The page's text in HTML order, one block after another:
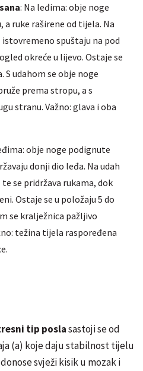
: Na leđima: obje noge
a ruke raširene od tijela. Na
istovremeno spuštaju na pod
okreće u lijevo. Ostaje se
S udahom se obje noge
prema stropu, a s
stranu. Važno: glava i oba
obje noge podignute
donji dio leđa. Na udah
se pridržava rukama, dok
Ostaje se u položaju 5 do
se kralježnica pažljivo
težina tijela raspoređena
tip poslasastoji se od
(a) koje daju stabilnost tijelu
svježi kisik u mozak i